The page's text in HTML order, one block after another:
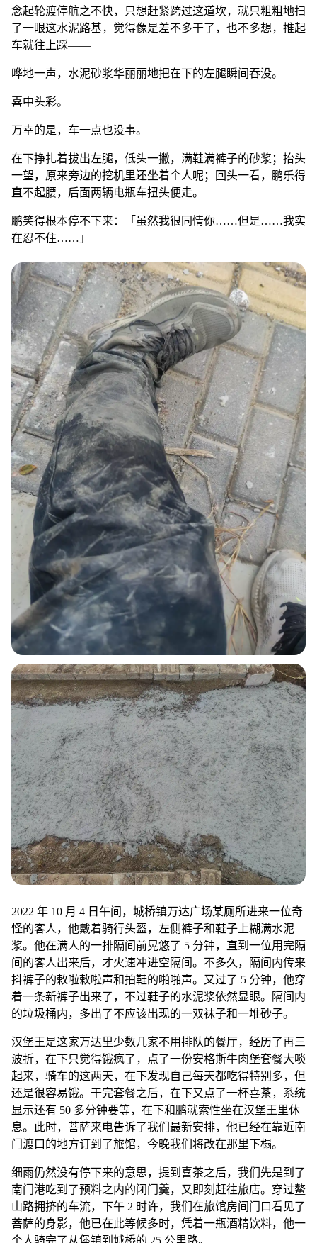
万幸的是，车一点也没事。
在下挣扎着拔出左腿，低头一撇，满鞋满裤子的砂浆；抬头
一望，原来旁边的挖机里还坐着个人呢；回头一看，鹏乐得
直不起腰，后面两辆电瓶车扭头便走。
在忍不住……」
2022 年 10 月 4 日午间，城桥镇万达广场某厕所进来一位奇
怪的客人，他戴着骑行头盔，左侧裤子和鞋子上糊满水泥
浆。他在满人的一排隔间前晃悠了 5 分钟，直到一位用完隔
间的客人出来后，才火速冲进空隔间。不多久，隔间内传来
抖裤子的敕啦敕啦声和拍鞋的啪啪声。又过了 5 分钟，他穿
着一条新裤子出来了，不过鞋子的水泥浆依然显眼。隔间内
的垃圾桶内，多出了不应该出现的一双袜子和一堆砂子。
汉堡王是这家万达里少数几家不用排队的餐厅，经历了再三
波折，在下只觉得饿疯了，点了一份安格斯牛肉堡套餐大啖
起来，骑车的这两天，在下发现自己每天都吃得特别多，但
还是很容易饿。干完套餐之后，在下又点了一杯喜茶，系统
显示还有 50 多分钟要等，在下和鹏就索性坐在汉堡王里休
息。此时，菩萨来电告诉了我们最新安排，他已经在靠近南
门渡口的地方订到了旅馆，今晚我们将改在那里下榻。
细雨仍然没有停下来的意思，提到喜茶之后，我们先是到了
南门港吃到了预料之内的闭门羹，又即刻赶往旅店。穿过鳌
山路拥挤的车流，下午 2 时许，我们在旅馆房间门口看见了
菩萨的身影，他已在此等候多时，凭着一瓶酒精饮料，他一
个人骑完了从堡镇到城桥的 25 公里路。
就睡着了。
当在下再次醒来的时候，雨停了，天色已晚，晚饭时间到
了。睡了一个下午的觉，说实话，在下也没有感觉到有多
饿，就想去八一路步行街上买点零食吃吃，边走边逛，权当